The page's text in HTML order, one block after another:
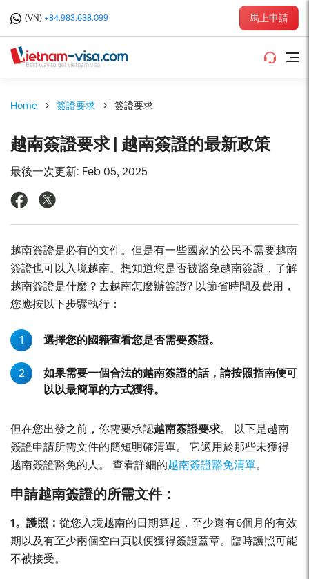
(VN) +84.983.638.099 馬上申請
Home 簽證要求 簽證要求
越南簽證要求 | 越南簽證的最新政策
最後一次更新: Feb 05, 2025
越南簽證是必有的文件。但是有一些國家的公民不需要越南
簽證也可以入境越南。想知道您是否被豁免越南簽證，了解
越南簽證是什麼？去越南怎麼辦簽證? 以節省時間及費用，
您應按以下步驟執行：
1 選擇您的國籍查看您是否需要簽證。
2
如果需要一個合法的越南簽證的話，請按照指南便可
以以最簡單的方式獲得。
但在您出發之前，你需要承認越南簽證要求。 以下是越南
簽證申請所需文件的簡短明確清單。 它適用於那些未獲得
越南簽證豁免的人。 查看詳細的越南簽證豁免清單。
申請越南簽證的所需文件：
1。護照： 從您入境越南的日期算起，至少還有6個月的有效
期以及有至少兩個空白頁以便獲得簽證蓋章。臨時護照可能
不被接受。